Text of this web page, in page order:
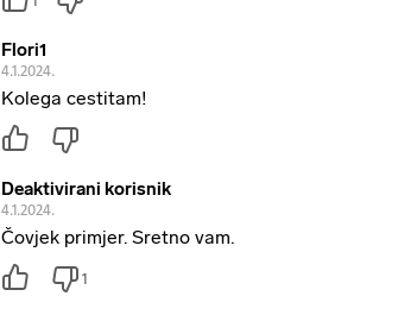
Flori1
4.1.2024.
Kolega cestitam!
Deaktivirani korisnik
4.1.2024.
Čovjek primjer. Sretno vam.
1